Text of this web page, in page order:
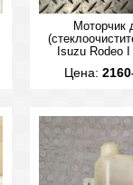
Моторчик
Isuzu Rodeo I
Цена: